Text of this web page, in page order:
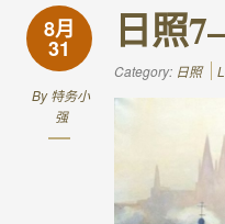
8月
31
By特务小
强
日照
Category: 日照